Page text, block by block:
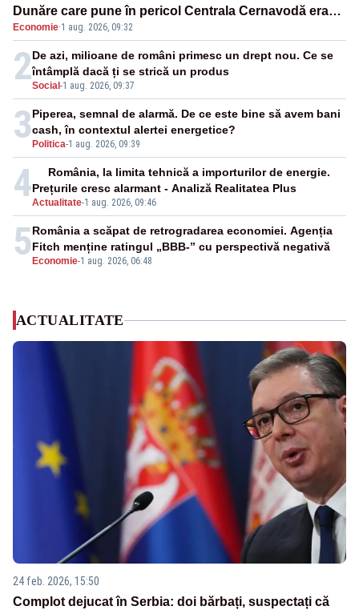
Dunăre care pune în pericol Centrala Cernavodă era
cunoscută de pe vremea lui Ceaușescu
Economie·1 aug. 2026, 09:32
2Social -1 aug. 2026, 09:37
De azi, milioane de români primesc un drept nou. Ce se
întâmplă dacă ți se strică un produs
3 Politica-1 aug. 2026, 09:39
Piperea, semnal de alarmă. De ce este bine să avem bani
cash, în contextul alertei energetice?
4Actualitate-1 aug. 2026, 09:46
România, la limita tehnică a importurilor de energie.
Prețurile cresc alarmant - Analiză Realitatea Plus
5 Economie-1 aug. 2026, 06:48
România a scăpat de retrogradarea economiei. Agenția
Fitch menține ratingul „BBB-” cu perspectivă negativă
ACTUALITATE
24 feb. 2026, 15:50
Complot dejucat în Serbia: doi bărbați, suspectați că